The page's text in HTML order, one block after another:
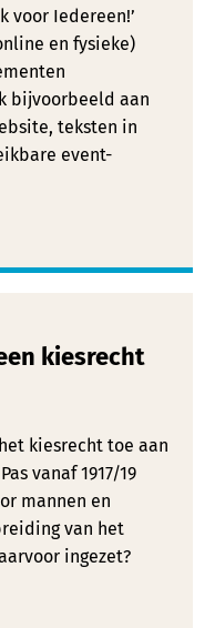
voor Iedereen!’
en fysieke)
bijvoorbeeld aan
teksten in
event-
kiesrecht
kiesrecht toe aan
vanaf 1917/19
mannen en
van het
ingezet?